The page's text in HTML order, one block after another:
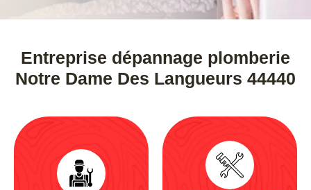
Entreprise dépannage plomberie
Notre Dame Des Langueurs 44440